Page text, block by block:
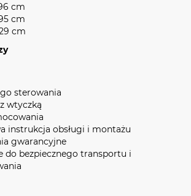
cm
cm
cm
sterowania
wtyczką
instrukcja obsługi i montażu
gwarancyjne
do bezpiecznego transportu i